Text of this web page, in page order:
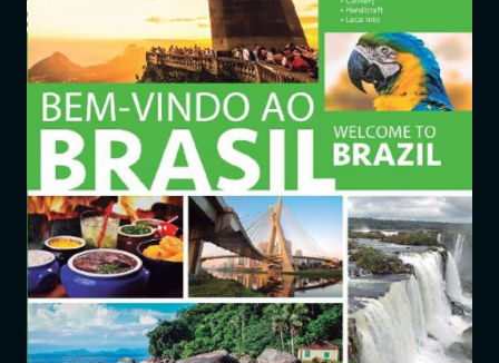
Jornais
Notícias
Entrar